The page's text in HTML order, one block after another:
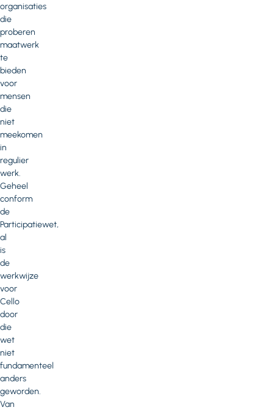
organisaties
die
proberen
maatwerk
te
bieden
voor
mensen
die
niet
meekomen
in
regulier
werk.
Geheel
conform
de
Participatiewet,
al
is
de
werkwijze
voor
Cello
door
die
wet
niet
fundamenteel
anders
geworden.
Van